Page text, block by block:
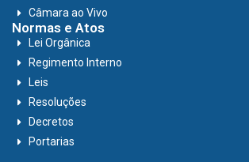
Câmara ao Vivo
Normas e Atos
Lei Orgânica
Regimento Interno
Leis
Resoluções
Decretos
Portarias